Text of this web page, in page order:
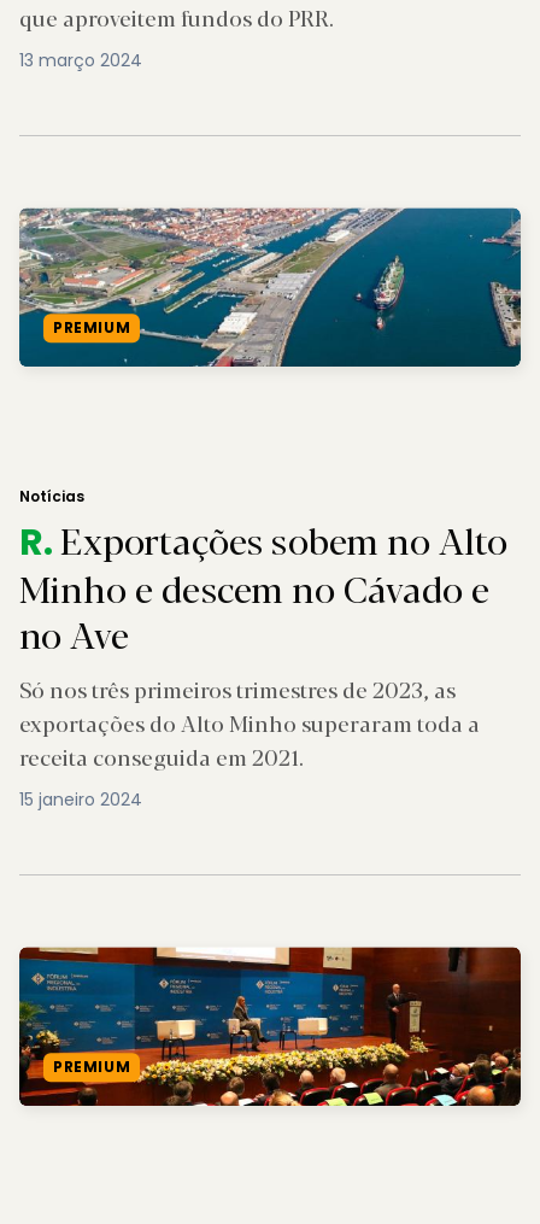
que aproveitem fundos do PRR.
13 março 2024
PREMIUM
Notícias
R.Exportações sobem no Alto
Minho e descem no Cávado e
no Ave
Só nos três primeiros trimestres de 2023, as
exportações do Alto Minho superaram toda a
receita conseguida em 2021.
15 janeiro 2024
PREMIUM